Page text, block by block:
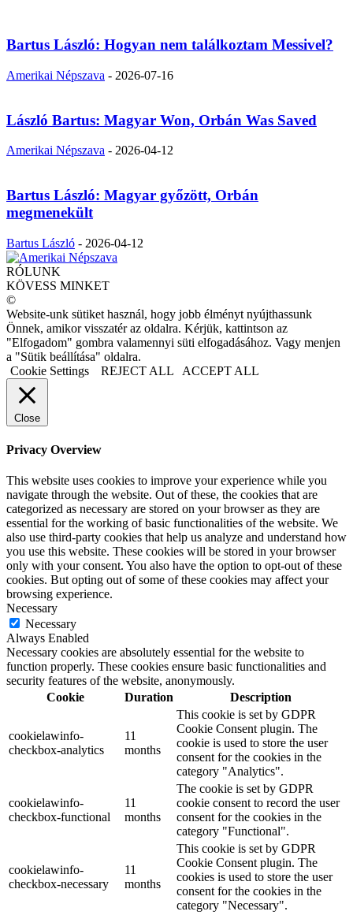
Bartus László: Hogyan nem találkoztam Messivel?
Amerikai Népszava - 2026-07-16
László Bartus: Magyar Won, Orbán Was Saved
Amerikai Népszava - 2026-04-12
Bartus László: Magyar győzött, Orbán
megmenekült
Bartus László - 2026-04-12
RÓLUNK
KÖVESS MINKET
©
Website-unk sütiket használ, hogy jobb élményt nyújthassunk
Önnek, amikor visszatér az oldalra. Kérjük, kattintson az
"Elfogadom" gombra valamennyi süti elfogadásához. Vagy menjen
a "Sütik beállítása" oldalra.
Cookie Settings
REJECT ALL ACCEPT ALL
Close
Privacy Overview
This website uses cookies to improve your experience while you
navigate through the website. Out of these, the cookies that are
categorized as necessary are stored on your browser as they are
essential for the working of basic functionalities of the website. We
also use third-party cookies that help us analyze and understand how
you use this website. These cookies will be stored in your browser
only with your consent. You also have the option to opt-out of these
cookies. But opting out of some of these cookies may affect your
browsing experience.
Necessary
Necessary
Always Enabled
Necessary cookies are absolutely essential for the website to
function properly. These cookies ensure basic functionalities and
security features of the website, anonymously.
Cookie
Duration Description
cookielawinfo-
checkbox-analytics
11
months
This cookie is set by GDPR
Cookie Consent plugin. The
cookie is used to store the user
consent for the cookies in the
category "Analytics".
cookielawinfo-
checkbox-functional
11
months
The cookie is set by GDPR
cookie consent to record the user
consent for the cookies in the
category "Functional".
cookielawinfo-
checkbox-necessary
11
months
This cookie is set by GDPR
Cookie Consent plugin. The
cookies is used to store the user
consent for the cookies in the
category "Necessary".